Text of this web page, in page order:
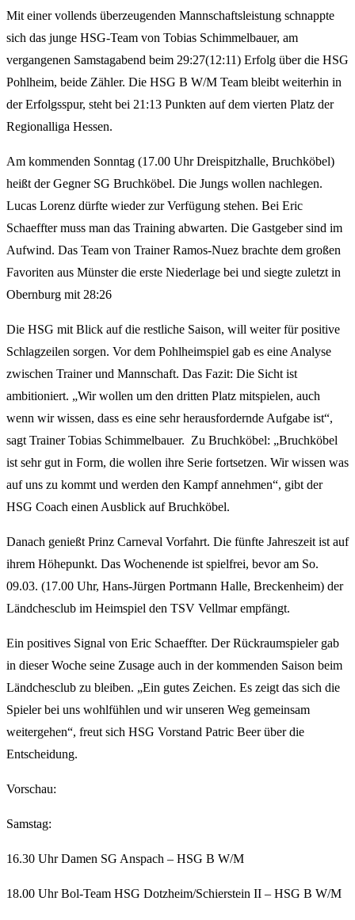
Mit einer vollends überzeugenden Mannschaftsleistung schnappte
sich das junge HSG-Team von Tobias Schimmelbauer, am
vergangenen Samstagabend beim 29:27(12:11) Erfolg über die HSG
Pohlheim, beide Zähler. Die HSG B W/M Team bleibt weiterhin in
der Erfolgsspur, steht bei 21:13 Punkten auf dem vierten Platz der
Regionalliga Hessen.
Am kommenden Sonntag (17.00 Uhr Dreispitzhalle, Bruchköbel)
heißt der Gegner SG Bruchköbel. Die Jungs wollen nachlegen.
Lucas Lorenz dürfte wieder zur Verfügung stehen. Bei Eric
Schaeffter muss man das Training abwarten. Die Gastgeber sind im
Aufwind. Das Team von Trainer Ramos-Nuez brachte dem großen
Favoriten aus Münster die erste Niederlage bei und siegte zuletzt in
Obernburg mit 28:26
Die HSG mit Blick auf die restliche Saison, will weiter für positive
Schlagzeilen sorgen. Vor dem Pohlheimspiel gab es eine Analyse
zwischen Trainer und Mannschaft. Das Fazit: Die Sicht ist
ambitioniert. „Wir wollen um den dritten Platz mitspielen, auch
wenn wir wissen, dass es eine sehr herausfordernde Aufgabe ist“,
sagt Trainer Tobias Schimmelbauer. Zu Bruchköbel: „Bruchköbel
ist sehr gut in Form, die wollen ihre Serie fortsetzen. Wir wissen was
auf uns zu kommt und werden den Kampf annehmen“, gibt der
HSG Coach einen Ausblick auf Bruchköbel.
Danach genießt Prinz Carneval Vorfahrt. Die fünfte Jahreszeit ist auf
ihrem Höhepunkt. Das Wochenende ist spielfrei, bevor am So.
09.03. (17.00 Uhr, Hans-Jürgen Portmann Halle, Breckenheim) der
Ländchesclub im Heimspiel den TSV Vellmar empfängt.
Ein positives Signal von Eric Schaeffter. Der Rückraumspieler gab
in dieser Woche seine Zusage auch in der kommenden Saison beim
Ländchesclub zu bleiben. „Ein gutes Zeichen. Es zeigt das sich die
Spieler bei uns wohlfühlen und wir unseren Weg gemeinsam
weitergehen“, freut sich HSG Vorstand Patric Beer über die
Entscheidung.
Vorschau:
Samstag:
16.30 Uhr Damen SG Anspach – HSG B W/M
18.00 Uhr Bol-Team HSG Dotzheim/Schierstein II – HSG B W/M